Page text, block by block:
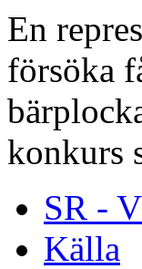
En
försöka
konkurs
SR -
Källa